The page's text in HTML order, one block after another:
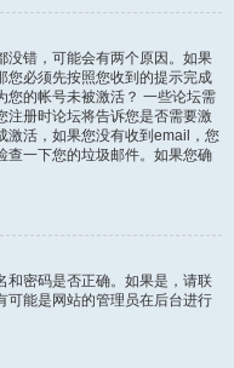
没错，可能会有两个原因。如果
您必须先按照您收到的提示完成
您的帐号未被激活？ 一些论坛需
注册时论坛将告诉您是否需要激
激活，如果您没有收到email，您
查一下您的垃圾邮件。如果您确
和密码是否正确。如果是，请联
可能是网站的管理员在后台进行